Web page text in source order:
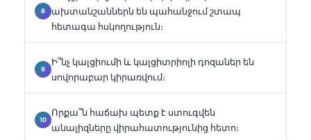
ախտանշաններն են պահանջում շտապ
հետագա հսկողություն։
Ի՞նչ կալցիումի և կալցիտրիոլի դոզաներ են
սովորաբար կիրառվում։
Որքա՞ն հաճախ պետք է ստուգվեն
անալիզները վիրահատությունից հետո։